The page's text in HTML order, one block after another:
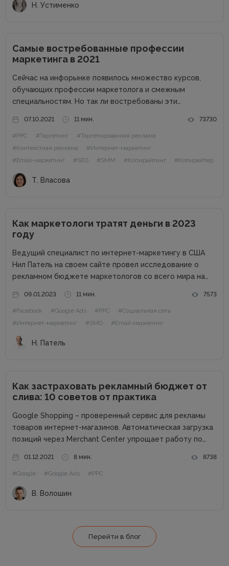
Н. Устименко
Самые востребованные профессии
маркетинга в 2021
Сейчас на инфорынке появилось множество курсов,
обучающих профессии маркетолога и смежным
специальностям. Но так ли востребованы эти
себя в роли маркетолога, и каких специалистов ищут
работодатели? Обо всем этом и немного больше...
07.10.2021 11 мин. 73730
#PPC #Таргетинг
#Таргетированная реклама
#Контекстная реклама
#Интернет-маркетинг
#Email-маркетинг
#SEO #SMM #Копирайтинг #Копирайтер
Т. Власова
Как маркетологи тратят деньги в 2023
году
Ведущий специалист по интернет-маркетингу в США
Нил Патель на своем сайте провел исследование о
рекламном бюджете маркетологов со всего мира на
подвешенном состоянии из-за набирающей обороты
инфляции, войны, роста процентных ставок и других
факторов,...
09.01.2023 11 мин. 7573
#Facebook #Google Ads #PPC
#Социальная сеть
#Интернет-маркетинг
#SMO #Email-маркетинг
Н. Патель
Как застраховать рекламный бюджет от
слива: 10 советов от практика
Google Shopping – проверенный сервис для рекламы
товаров интернет-магазинов. Автоматическая загрузка
позиций через Merchant Center упрощает работу по
Как правило, торговые кампании показывают высокую
эффективность, но помешать успеху могут ошибки и
01.12.2021 8 мин. 8738
#Google #Google Ads #PPC
В. Волошин
Перейти в блог